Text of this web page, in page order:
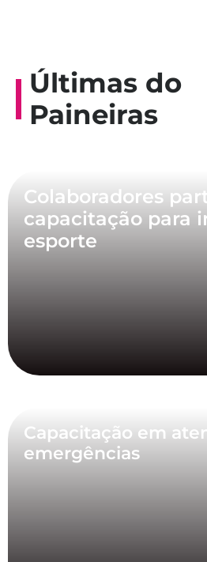
Últimas do
Paineiras
Colaboradores
capacitação para
esporte
Capacitação em
emergências